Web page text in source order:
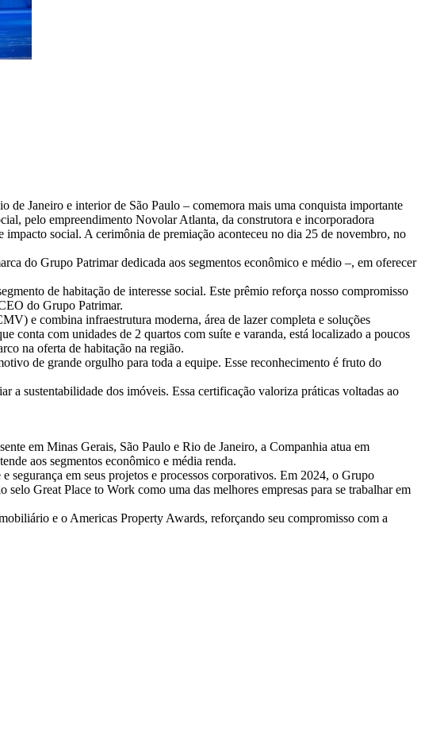
Janeiro e interior de São Paulo – comemora mais uma conquista importante
pelo empreendimento Novolar Atlanta, da construtora e incorporadora
social. A cerimônia de premiação aconteceu no dia 25 de novembro, no
do Grupo Patrimar dedicada aos segmentos econômico e médio –, em oferecer
de habitação de interesse social. Este prêmio reforça nosso compromisso
do Grupo Patrimar.
e combina infraestrutura moderna, área de lazer completa e soluções
conta com unidades de 2 quartos com suíte e varanda, está localizado a poucos
na oferta de habitação na região.
de grande orgulho para toda a equipe. Esse reconhecimento é fruto do
a sustentabilidade dos imóveis. Essa certificação valoriza práticas voltadas ao
em Minas Gerais, São Paulo e Rio de Janeiro, a Companhia atua em
aos segmentos econômico e média renda.
segurança em seus projetos e processos corporativos. Em 2024, o Grupo
Great Place to Work como uma das melhores empresas para se trabalhar em
e o Americas Property Awards, reforçando seu compromisso com a